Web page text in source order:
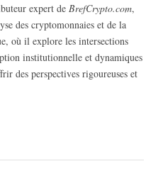
expert de BrefCrypto.com,
des cryptomonnaies et de la
où il explore les intersections
institutionnelle et dynamiques
des perspectives rigoureuses et